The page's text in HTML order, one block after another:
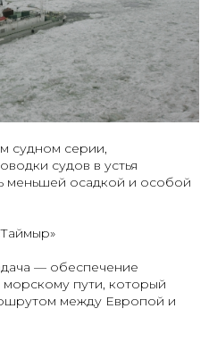
судном серии,
судов в устья
меньшей осадкой и особой
— обеспечение
пути, который
между Европой и